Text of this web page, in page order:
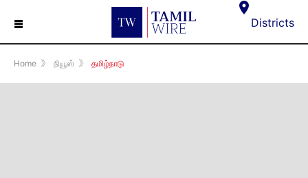
☰ Districts
Home 》 நியூஸ் 》 தமிழ்நாடு